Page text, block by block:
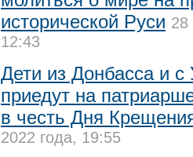
исторической Руси 28
12:43
Дети из Донбасса и с
приедут на
в честь Дня
2022 года, 19:55